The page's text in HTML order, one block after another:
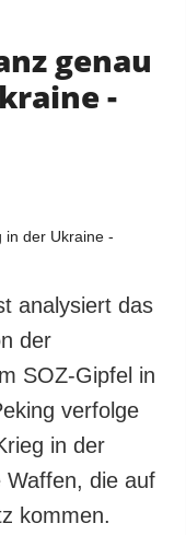
genau
-
analysiert das
der
SOZ-Gipfel in
verfolge
in der
Waffen, die auf
kommen.